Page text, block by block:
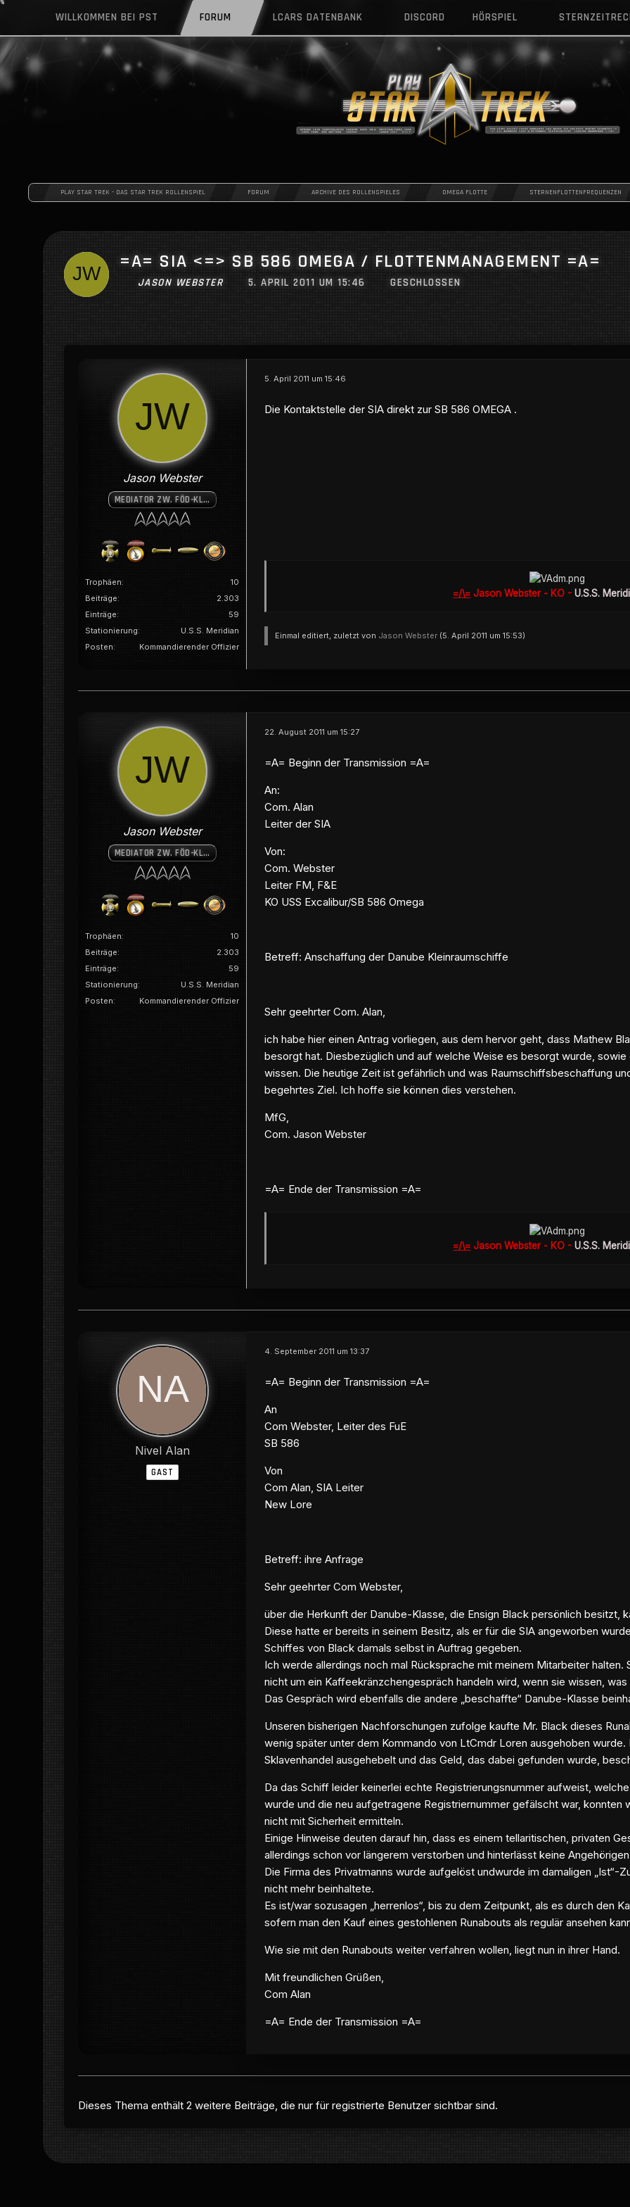
WILLKOMMEN BEI PST FORUM LCARS DATENBANK DISCORD HÖRSPIEL
PLAY STAR TREK - DAS STAR TREK ROLLENSPIEL FORUM ARCHIVE DES ROLLENSPIELES OMEGA FLOTTE STERNENFLOTTENFREQUENZEN
=A= SIA <=> SB 586 OMEGA / FLOTTENMANAGEMENT =A=
JASON WEBSTER 5. APRIL 2011 UM 15:46 GESCHLOSSEN
Jason Webster
MEDIATOR ZW. FÖD-KLING. BÜNDNIS
Trophäen
10
Beiträge
2.303
Einträge
59
Stationierung
U.S.S. Meridian
Posten
Kommandierender Offizier
5. April 2011 um 15:46
Die Kontaktstelle der SIA direkt zur SB 586 OMEGA .
=/\= Jason Webster - KO - U.S.S.
Einmal editiert, zuletzt von Jason Webster (5. April 2011 um 15:53)
Jason Webster
MEDIATOR ZW. FÖD-KLING. BÜNDNIS
Trophäen
10
Beiträge
2.303
Einträge
59
Stationierung
U.S.S. Meridian
Posten
Kommandierender Offizier
22. August 2011 um 15:27
=A= Beginn der Transmission =A=
An:
Com. Alan
Leiter der SIA
Von:
Com. Webster
Leiter FM, F&E
KO USS Excalibur/SB 586 Omega
Betreff: Anschaffung der Danube Kleinraumschiffe
Sehr geehrter Com. Alan,
ich habe hier einen Antrag vorliegen, aus dem hervor geht, dass Mathew
besorgt hat. Diesbezüglich und auf welche Weise es besorgt wurde,
wissen. Die heutige Zeit ist gefährlich und was Raumschiffsbeschaffung
begehrtes Ziel. Ich hoffe sie können dies verstehen.
MfG,
Com. Jason Webster
=A= Ende der Transmission =A=
=/\= Jason Webster - KO - U.S.S.
Nivel Alan
GAST
4. September 2011 um 13:37
=A= Beginn der Transmission =A=
An
Com Webster, Leiter des FuE
SB 586
Von
Com Alan, SIA Leiter
New Lore
Betreff: ihre Anfrage
Sehr geehrter Com Webster,
über die Herkunft der Danube-Klasse, die Ensign Black persönlich besitzt,
Diese hatte er bereits in seinem Besitz, als er für die SIA angeworben
Schiffes von Black damals selbst in Auftrag gegeben.
Ich werde allerdings noch mal Rücksprache mit meinem Mitarbeiter
nicht um ein Kaffeekränzchengespräch handeln wird, wenn sie wissen,
Das Gespräch wird ebenfalls die andere „beschaffte“ Danube-Klasse
Unseren bisherigen Nachforschungen zufolge kaufte Mr. Black dieses
wenig später unter dem Kommando von LtCmdr Loren ausgehoben
Sklavenhandel ausgehebelt und das Geld, das dabei gefunden wurde,
Da das Schiff leider keinerlei echte Registrierungsnummer aufweist,
wurde und die neu aufgetragene Registriernummer gefälscht war, konnten
nicht mit Sicherheit ermitteln.
Einige Hinweise deuten darauf hin, dass es einem tellaritischen, privaten
allerdings schon vor längerem verstorben und hinterlässt keine
Die Firma des Privatmanns wurde aufgelöst undwurde im damaligen „Ist“-
nicht mehr beinhaltete.
Es ist/war sozusagen „herrenlos“, bis zu dem Zeitpunkt, als es durch den
sofern man den Kauf eines gestohlenen Runabouts als regulär ansehen
Wie sie mit den Runabouts weiter verfahren wollen, liegt nun in ihrer Hand.
Mit freundlichen Grüßen,
Com Alan
=A= Ende der Transmission =A=
Dieses Thema enthält 2 weitere Beiträge, die nur für registrierte Benutzer sichtbar sind.